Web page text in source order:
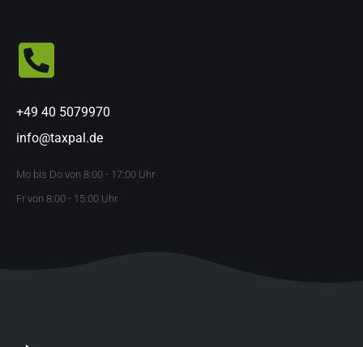
+49 40 5079970
info@taxpal.de
Mo bis Do von 8:00 - 17:00 Uhr
Fr von 8:00 - 15:00 Uhr